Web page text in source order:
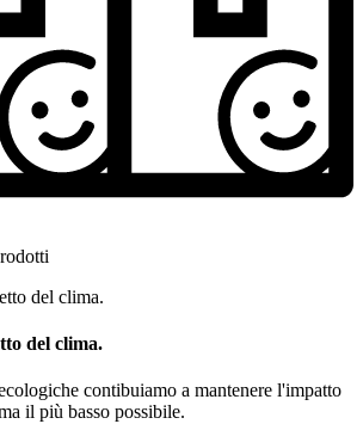
del clima.
contibuiamo a mantenere l'impatto
il più basso possibile.